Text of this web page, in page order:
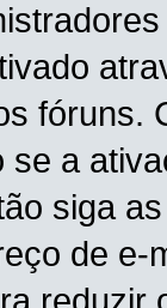
fóruns.
se a
siga
de